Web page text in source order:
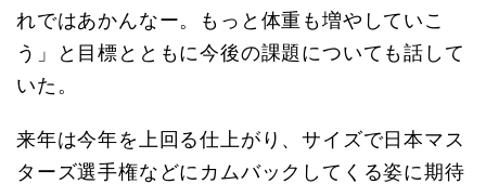
れではあかんなー。もっと体重も増やしていこ
う」と目標とともに今後の課題についても話して
いた。
来年は今年を上回る仕上がり、サイズで日本マス
ターズ選手権などにカムバックしてくる姿に期待